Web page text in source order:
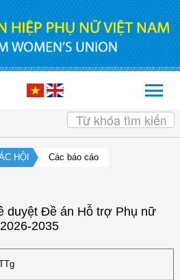
HỘI Các báo cáo
duyệt Đề án Hỗ trợ Phụ nữ
2035